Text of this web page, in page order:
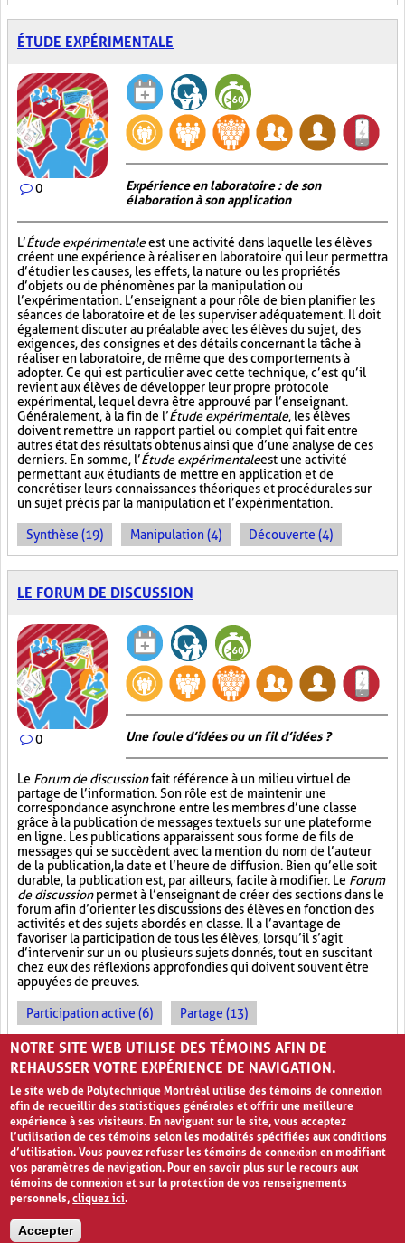
ÉTUDE EXPÉRIMENTALE
0
Expérience en laboratoire : de son
élaboration à son application
L’Étude expérimentaleest une activité dans laquelle les élèves
créent une expérience à réaliser en laboratoire qui leur permettra
d’étudier les causes, les effets, la nature ou les propriétés
d’objets ou de phénomènes par la manipulation ou
l’expérimentation. L’enseignant a pour rôle de bien planifier les
séances de laboratoire et de les superviser adéquatement. Il doit
également discuter au préalable avec les élèves du sujet, des
exigences, des consignes et des détails concernant la tâche à
réaliser en laboratoire, de même que des comportements à
adopter. Ce qui est particulier avec cette technique, c’est qu’il
revient aux élèves de développer leur propre protocole
expérimental, lequel devra être approuvé par l’enseignant.
Généralement, à la fin de l’Étude expérimentale, les élèves
doivent remettre un rapport partiel ou complet qui fait entre
autres état des résultats obtenus ainsi que d’une analyse de ces
derniers. En somme, l’Étude expérimentaleest une activité
permettant aux étudiants de mettre en application et de
concrétiser leurs connaissances théoriques et procédurales sur
un sujet précis par la manipulation et l’expérimentation.
Synthèse (19) Manipulation (4) Découverte (4)
LE FORUM DE DISCUSSION
0 Une foule d’idées ou un fil d’idées ?
Le Forum de discussionfait référence à un milieu virtuel de
partage de l’information. Son rôle est de maintenir une
correspondance asynchrone entre les membres d’une classe
grâce à la publication de messages textuels sur une plateforme
en ligne. Les publications apparaissent sous forme de fils de
messages qui se succèdent avec la mention du nom de l’auteur
de la publication, la date et l’heure de diffusion. Bien qu’elle soit
durable, la publication est, par ailleurs, facile à modifier. Le Forum
de discussionpermet à l’enseignant de créer des sections dans le
forum afin d’orienter les discussions des élèves en fonction des
activités et des sujets abordés en classe. Il a l’avantage de
favoriser la participation de tous les élèves, lorsqu’il s’agit
d’intervenir sur un ou plusieurs sujets donnés, tout en suscitant
chez eux des réflexions approfondies qui doivent souvent être
appuyées de preuves.
Participation active (6) Partage (13)
Outil électronique (4)
NOTRE SITE WEB UTILISE DES TÉMOINS AFIN DE
REHAUSSER VOTRE EXPÉRIENCE DE NAVIGATION.
Le site web de Polytechnique Montréal utilise des témoins de connexion
afin de recueillir des statistiques générales et offrir une meilleure
expérience à ses visiteurs. En naviguant sur le site, vous acceptez
l’utilisation de ces témoins selon les modalités spécifiées aux conditions
d’utilisation. Vous pouvez refuser les témoins de connexion en modifiant
vos paramètres de navigation. Pour en savoir plus sur le recours aux
témoins de connexion et sur la protection de vos renseignements
personnels,cliquez ici.
Accepter